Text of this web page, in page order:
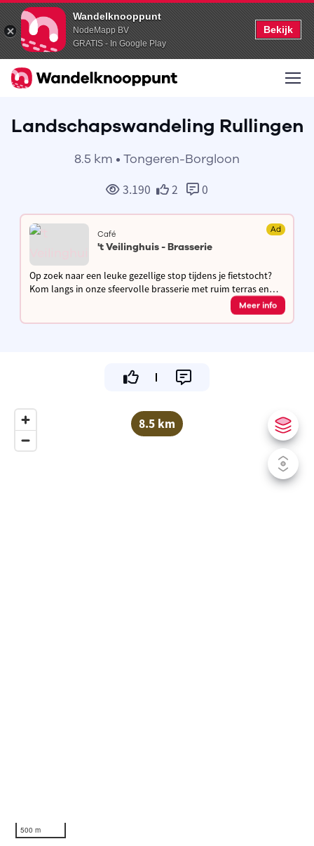
Wandelknooppunt
NodeMapp BV
GRATIS - In Google Play
Bekijk
Landschapswandeling Rullingen
8.5 km • Tongeren-Borgloon
3.190 2 0
Café Ad
't Veilinghuis - Brasserie
Op zoek naar een leuke gezellige stop tijdens je fietstocht?
Kom langs in onze sfeervolle brasserie met ruim terras en
laad je fiets gratis op terwijl je geniet van een hapje & een
Meer info
8.5 km
500 m